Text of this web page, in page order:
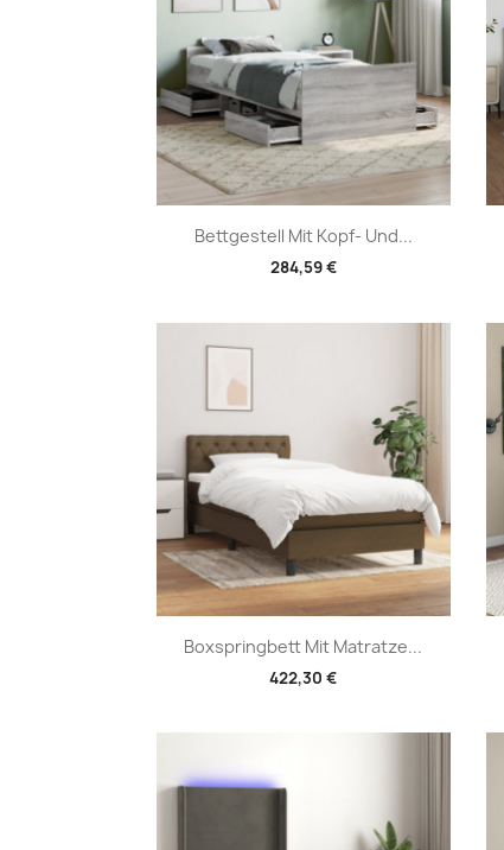
Bettgestell Mit Kopf- Und...
284,59 €
Vorschau
Boxspringbett Mit Matratze...
422,30 €
Vorschau